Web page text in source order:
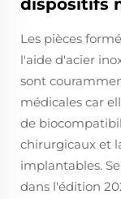
dispositifs
Les pièces
l'aide d'acier
sont
médicales car
de
chirurgicaux et
implantables.
dans l'édition